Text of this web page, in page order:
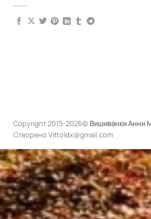
Copyright 2015-2026© ВишиванкиАнни
Створено Vittoldx@gmail.com